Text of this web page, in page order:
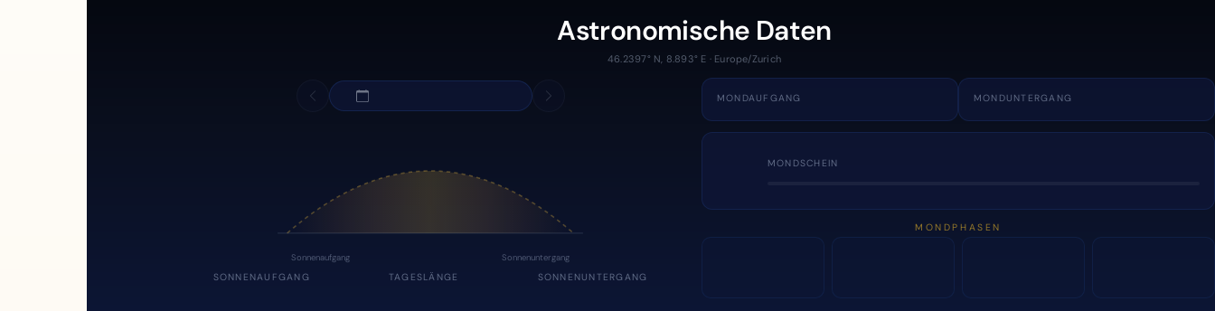
Astronomische Daten
46.2397° N, 8.893° E · Europe/Zurich
Sonnenaufgang Sonnenuntergang
SONNENAUFGANG TAGESLÄNGE SONNENUNTERGANG
MONDAUFGANG MONDUNTERGANG
MONDSCHEIN
MONDPHASEN